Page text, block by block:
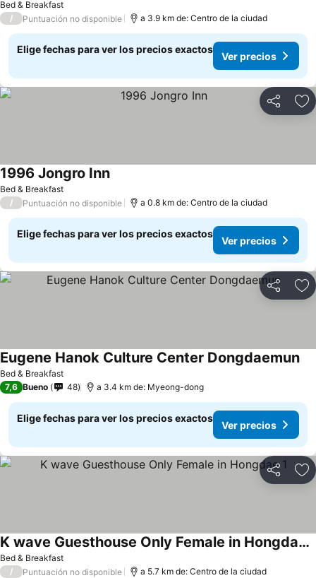
Bed & Breakfast
/ Puntuación no disponible a 3.9 km de: Centro de la ciudad
Elige fechas para ver los precios exactos
Ver precios
Compartir
Bed & Breakfast
1996 Jongro InnVer precios
/ Puntuación no disponible a 0.8 km de: Centro de la ciudad
Elige fechas para ver los precios exactos
Ver precios
Compartir
Bed & Breakfast
Eugene Hanok Culture Center Dongdaemun
7,6 Bueno 48 a 3.4 km de: Myeong-dong
Elige fechas para ver los precios exactos
Ver precios
Compartir
Bed & Breakfast
K wave Guesthouse Only Female in Hongdae 1
Ver precios
/ Puntuación no disponible a 5.7 km de: Centro de la ciudad